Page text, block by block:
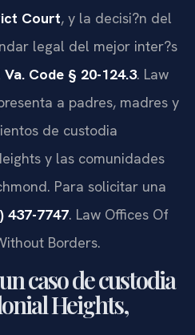
Court, y la decisi?n del
legal del mejor inter?s
Va. Code § 20-124.3. Law
a padres, madres y
de custodia
y las comunidades
Para solicitar una
437-7747. Law Offices Of
Borders.
caso de custodia
Heights,